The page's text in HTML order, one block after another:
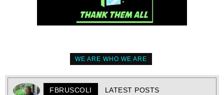
WE ARE WHO WE ARE
FBRUSCOLI LATEST POSTS